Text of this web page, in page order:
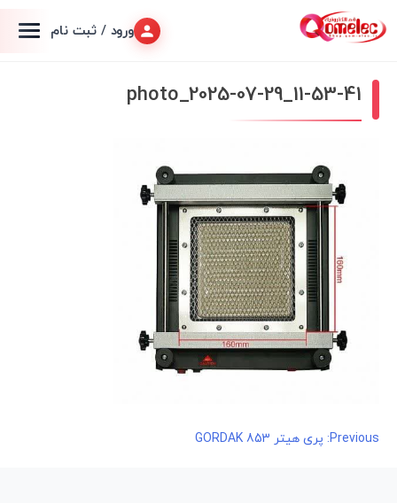
ورود / ثبت نام
photo_2025-07-29_11-53-41
راهبری
Previous: پری هیتر GORDAK 853